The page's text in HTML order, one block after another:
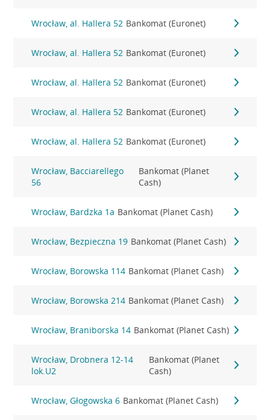
Wrocław, al. Hallera 52 Bankomat (Euronet)
Wrocław, al. Hallera 52 Bankomat (Euronet)
Wrocław, al. Hallera 52 Bankomat (Euronet)
Wrocław, al. Hallera 52 Bankomat (Euronet)
Wrocław, al. Hallera 52 Bankomat (Euronet)
Wrocław, Bacciarellego
56
Bankomat (Planet
Cash)
Wrocław, Bardzka 1a Bankomat (Planet Cash)
Wrocław, Bezpieczna 19 Bankomat (Planet Cash)
Wrocław, Borowska 114 Bankomat (Planet Cash)
Wrocław, Borowska 214 Bankomat (Planet Cash)
Wrocław, Braniborska 14 Bankomat (Planet Cash)
Wrocław, Drobnera 12-14
lok.U2
Bankomat (Planet
Cash)
Wrocław, Głogowska 6 Bankomat (Planet Cash)